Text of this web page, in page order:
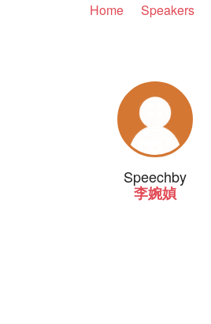
Home Speakers
Speechby
李婉媜